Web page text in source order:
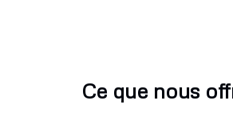
Ce que nous